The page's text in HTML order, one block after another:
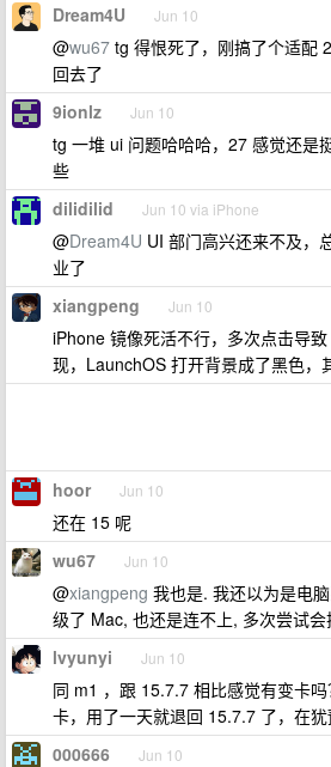
Dream4U Jun 10
@wu67 tg 得恨死了，刚搞了个适配
回去了
9ionlz Jun 10
tg 一堆 ui 问题哈哈哈，27 感觉还是
些
dilidilid Jun 10 via iPhone
@Dream4U UI 部门高兴还来不及，
业了
xiangpeng Jun 10
iPhone 镜像死活不行，多次点击导
现，LaunchOS 打开背景成了黑色，
hoor Jun 10
还在 15 呢
wu67 Jun 10
@xiangpeng 我也是. 我还以为是电
级了 Mac, 也还是连不上, 多次尝试
lvyunyi Jun 10
同 m1 ，跟 15.7.7 相比感觉有变卡
卡，用了一天就退回 15.7.7 了，在
000666 Jun 10